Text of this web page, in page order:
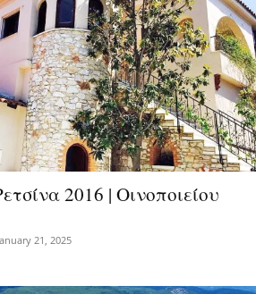
2016 | Οινοποιείου
21, 2025